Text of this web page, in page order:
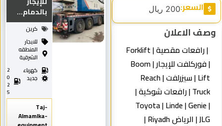
السعر:200 ريال
الاعلان
| رافعات مقصية | Forklift
| فوركلفت للإيجار | Boom
Lift | سيزرلفت | Reach
Truck | رافعات شوكية |
Toyota | Linde | Genie
JLG | الرياض Riyadh |
بالدمام...
كرين
للايجار
المنطقه
الشرقية
كهرباء
جديد
0
2
Almamlka-